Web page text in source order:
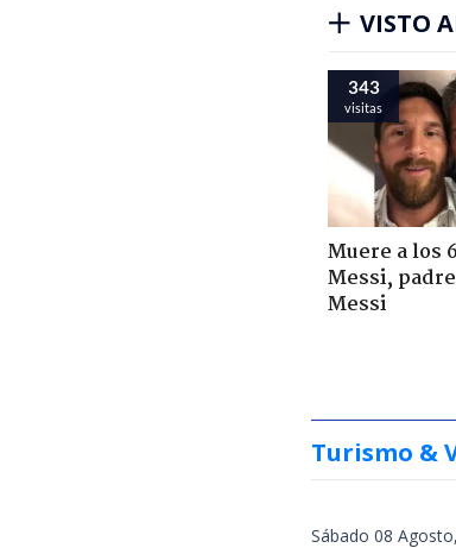
VISTO
343
visitas
Muere a los
Messi,
Messi
Turismo &
Sábado 08